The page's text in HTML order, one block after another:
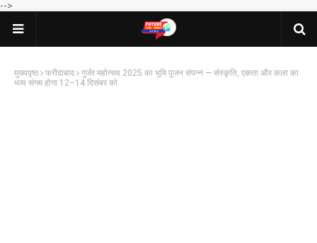
-->
मुख्यपृष्ठ फरीदाबाद
गुर्जर महोत्सव 2025 का भूमि पूजन संपन्न — संस्कृति, एकता और कला का
भव्य संगम होगा 12–14 दिसंबर को